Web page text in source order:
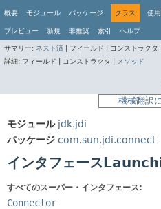
概要 モジュール パッケージ クラス 使用
プレビュー 新規 非推奨 索引 ヘルプ
サマリー: ネスト済 フィールド | コンストラクタ |
詳細: フィールド | コンストラクタ | メソッド
機械翻訳
モジュール jdk.jdi
パッケージ com.sun.jdi.connect
インタフェース
すべてのスーパー・インタフェース:
Connector